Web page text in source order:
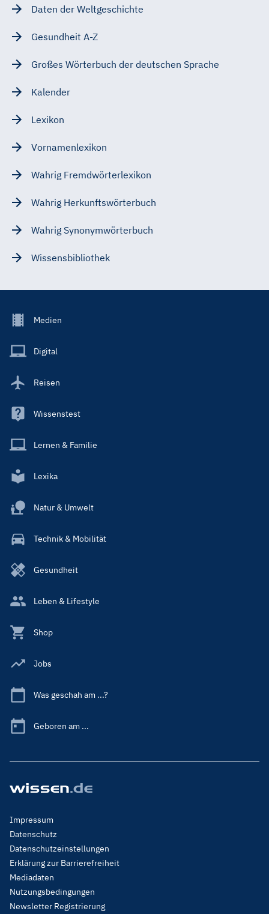
Daten der Weltgeschichte
Gesundheit A-Z
Großes Wörterbuch der deutschen Sprache
Kalender
Lexikon
Vornamenlexikon
Wahrig Fremdwörterlexikon
Wahrig Herkunftswörterbuch
Wahrig Synonymwörterbuch
Wissensbibliothek
Footer
Main
Medien
Digital
Reisen
Wissenstest
Lernen & Familie
Lexika
Natur & Umwelt
Technik & Mobilität
Gesundheit
Leben & Lifestyle
Shop
Jobs
Was geschah am ...?
Geboren am ...
Footer
Menu
Legal
Impressum
Datenschutz
Datenschutzeinstellungen
Erklärung zur Barrierefreiheit
Mediadaten
Nutzungsbedingungen
Newsletter Registrierung